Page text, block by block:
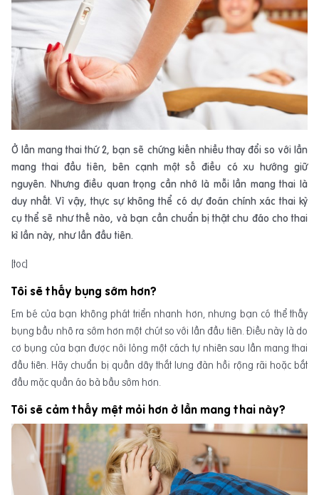
Ở lần mang thai thứ 2, bạn sẽ chứng kiến nhiều thay đổi so với lần
mang thai đầu tiên, bên cạnh một số điều có xu hướng giữ
nguyên. Nhưng điều quan trọng cần nhớ là mỗi lần mang thai là
duy nhất. Vì vậy, thực sự không thể có dự đoán chính xác thai kỳ
cụ thể sẽ như thế nào, và bạn cần chuẩn bị thật chu đáo cho thai
kì lần này, như lần đầu tiên.
[toc]
Tôi sẽ thấy bụng sớm hơn?
Em bé của bạn không phát triển nhanh hơn, nhưng bạn có thể thấy
bụng bầu nhô ra sớm hơn một chút so với lần đầu tiên. Điều này là do
cơ bụng của bạn được nới lỏng một cách tự nhiên sau lần mang thai
đầu tiên. Hãy chuẩn bị quần dây thắt lưng đàn hồi rộng rãi hoặc bắt
đầu mặc quần áo bà bầu sớm hơn.
Tôi sẽ cảm thấy mệt mỏi hơn ở lần mang thai này?